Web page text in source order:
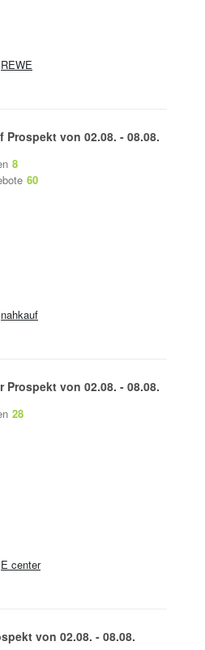
REWE
Prospekt von 02.08. - 08.08.
8
60
nahkauf
Prospekt von 02.08. - 08.08.
28
E center
von 02.08. - 08.08.